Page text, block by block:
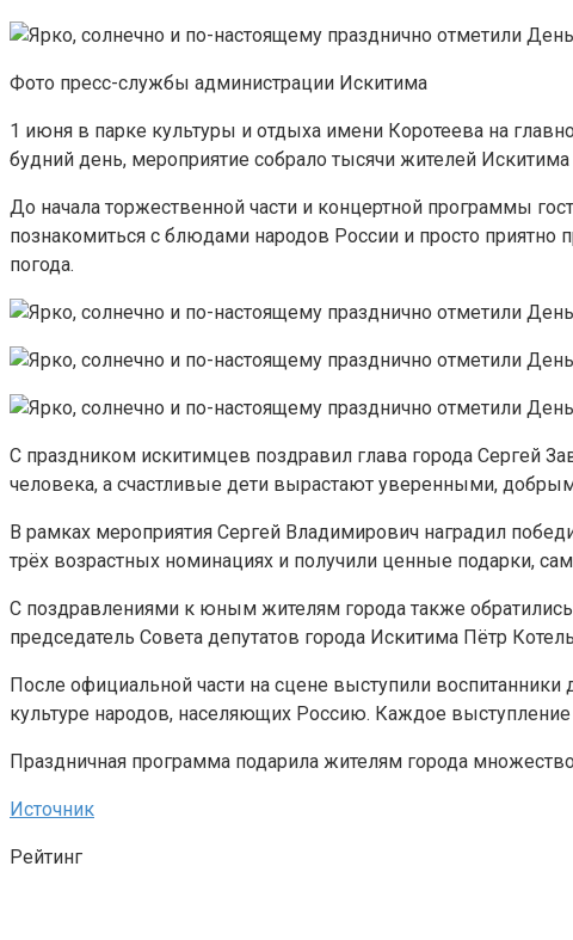
Фото пресс-службы администрации Искитима
1 июня в парке культуры и отдыха имени Коротеева на
будний день, мероприятие собрало тысячи жителей
До начала торжественной части и концертной программы
познакомиться с блюдами народов России и просто приятно
погода.
С праздником искитимцев поздравил глава города Сергей
человека, а счастливые дети вырастают уверенными,
В рамках мероприятия Сергей Владимирович наградил
трёх возрастных номинациях и получили ценные подарки,
С поздравлениями к юным жителям города также обратились
председатель Совета депутатов города Искитима Пётр
После официальной части на сцене выступили
культуре народов, населяющих Россию. Каждое
Праздничная программа подарила жителям города
Источник
Рейтинг